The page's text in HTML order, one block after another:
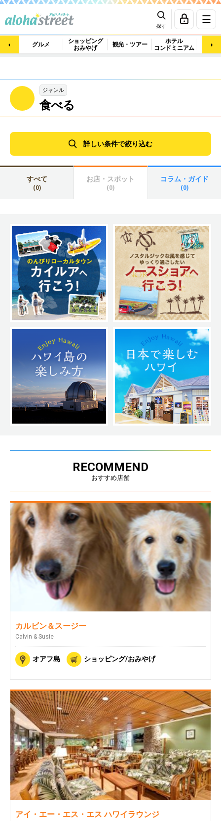
探す
グルメ
ショッピング
おみやげ
観光・ツアー
ホテル
コンドミニアム
マッ
ジャンル
食べる
詳しい条件で絞り込む
すべて
(0)
お店・スポット
(0)
コラム・ガイド
(0)
RECOMMEND
おすすめ店舗
カルビン＆スージー
Calvin & Susie
オアフ島 ショッピング/おみやげ
アイ・エー・エス・エス ハワイラウンジ